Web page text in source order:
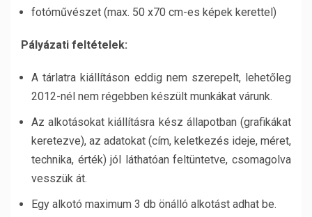
fotóművészet (max. 50 x70 cm-es képek kerettel)
Pályázati feltételek:
A tárlatra kiállításon eddig nem szerepelt, lehetőleg
2012-nél nem régebben készült munkákat várunk.
Az alkotásokat kiállításra kész állapotban (grafikákat
keretezve), az adatokat (cím, keletkezés ideje, méret,
technika, érték) jól láthatóan feltüntetve, csomagolva
vesszük át.
Egy alkotó maximum 3 db önálló alkotást adhat be.